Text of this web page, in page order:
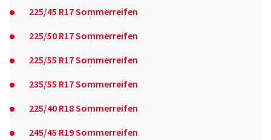
225/45 R17 Sommerreifen
225/50 R17 Sommerreifen
225/55 R17 Sommerreifen
235/55 R17 Sommerreifen
225/40 R18 Sommerreifen
245/45 R19 Sommerreifen